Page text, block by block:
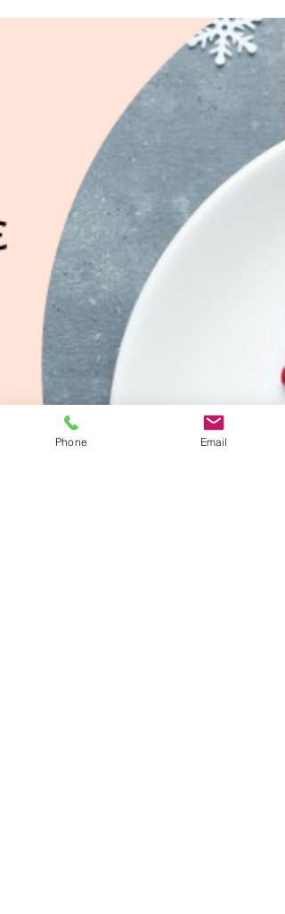
Η υγεία των δοντιών μας
ΝΟΣΗΜΑΤΑ ΤΟΥ ΠΕΡΙΟΔΟΝΤΙΟΥ 1. ΤΥΠΟΙ
ΝΟΣΗΜΑΤΩΝ Τα νοσήματα του περιοδοντίου
φαίνεται και από τον όρο( περί + δόντι) είναι
φλεγμονές...
Phone Email